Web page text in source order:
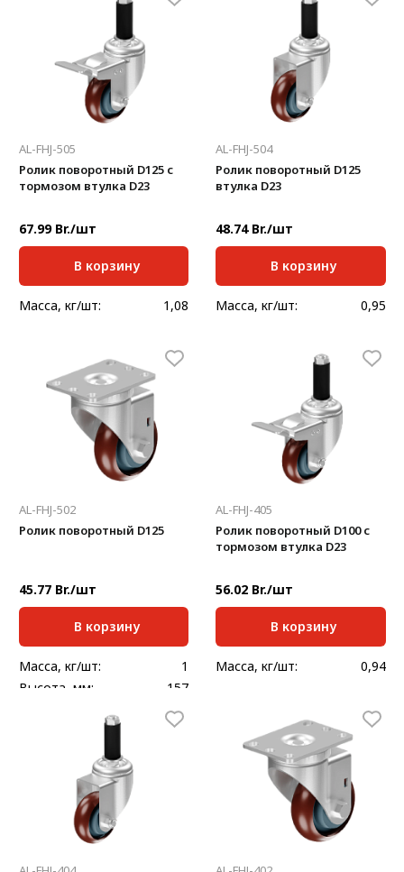
AL-FHJ-505
Ролик поворотный D125 с
тормозом втулка D23
67.99 Br./шт
В корзину
Масса, кг/шт: 1,08
AL-FHJ-504
Ролик поворотный D125
втулка D23
48.74 Br./шт
В корзину
Масса, кг/шт: 0,95
AL-FHJ-502
Ролик поворотный D125
45.77 Br./шт
В корзину
Масса, кг/шт:
1
Высота, мм:
157
AL-FHJ-405
Ролик поворотный D100 с
тормозом втулка D23
56.02 Br./шт
В корзину
Масса, кг/шт: 0,94